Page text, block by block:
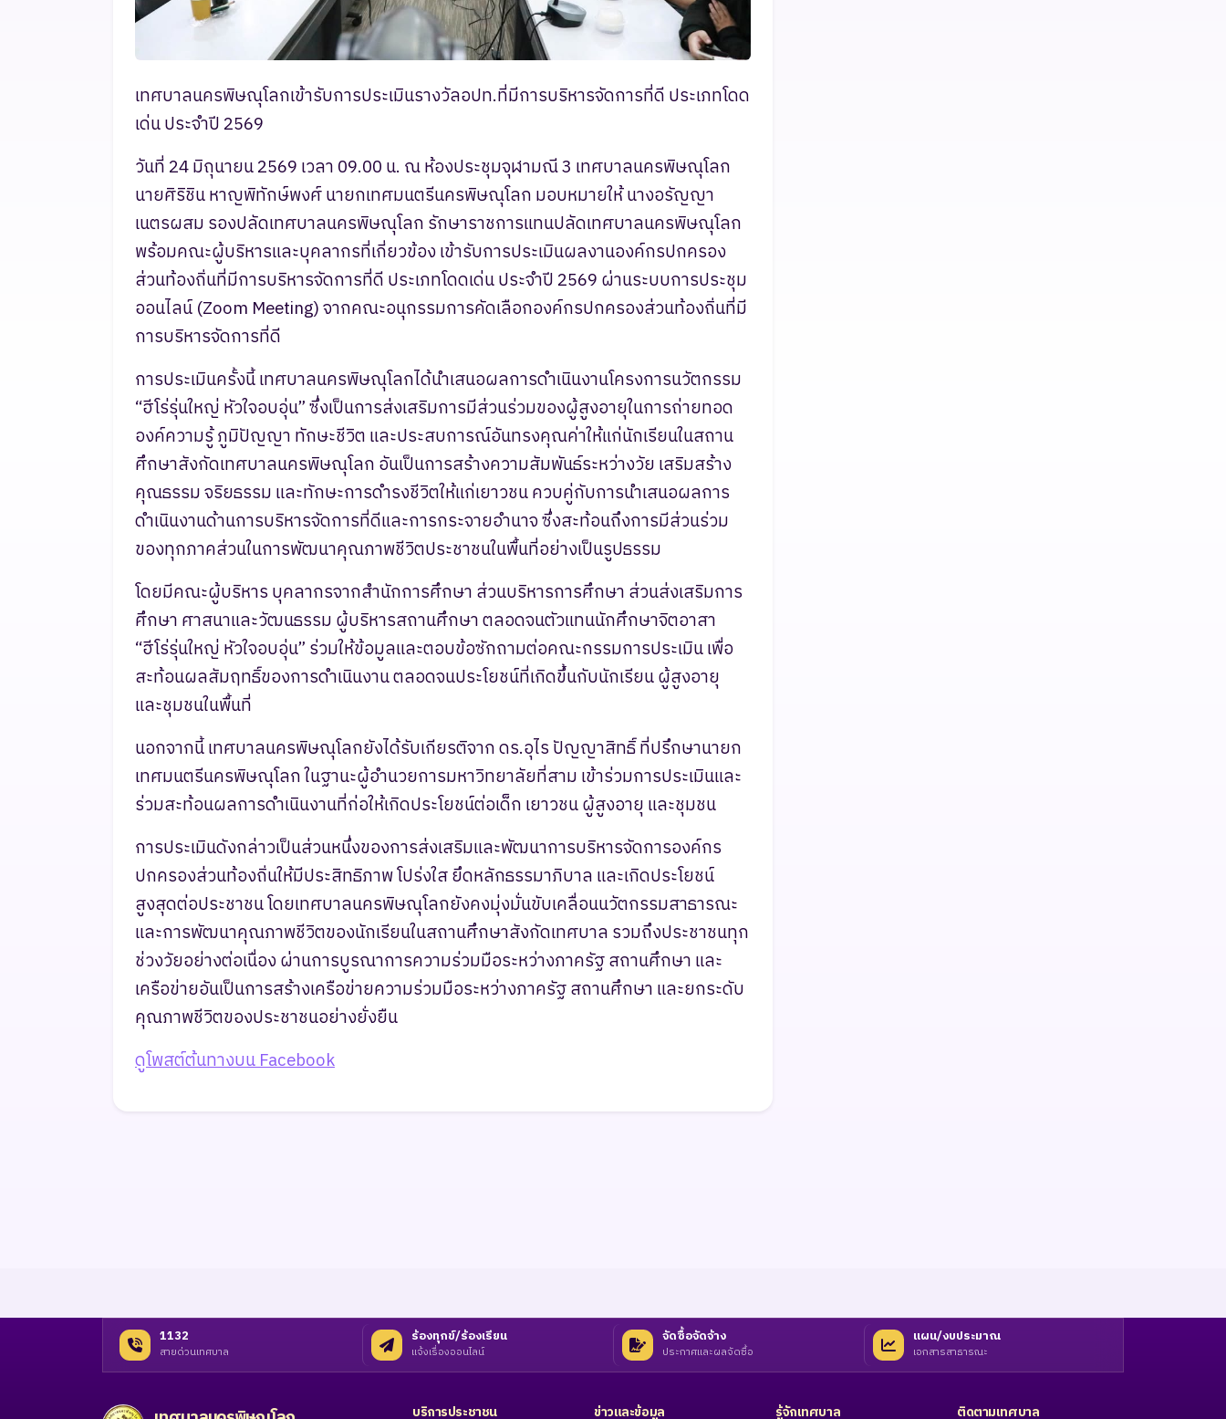
เทศบาลนครพิษณุโลกเข้ารับการประเมินรางวัลอปท.ที่มีการบริหารจัดการที่ดี ประเภทโดด
เด่น ประจำปี 2569
วันที่ 24 มิถุนายน 2569 เวลา 09.00 น. ณ ห้องประชุมจุฬามณี 3 เทศบาลนครพิษณุโลก
นายศิริชิน หาญพิทักษ์พงศ์ นายกเทศมนตรีนครพิษณุโลก มอบหมายให้ นางอรัญญา
เนตรผสม รองปลัดเทศบาลนครพิษณุโลก รักษาราชการแทนปลัดเทศบาลนครพิษณุโลก
พร้อมคณะผู้บริหารและบุคลากรที่เกี่ยวข้อง เข้ารับการประเมินผลงานองค์กรปกครอง
ส่วนท้องถิ่นที่มีการบริหารจัดการที่ดี ประเภทโดดเด่น ประจำปี 2569 ผ่านระบบการประชุม
ออนไลน์ (Zoom Meeting) จากคณะอนุกรรมการคัดเลือกองค์กรปกครองส่วนท้องถิ่นที่มี
การบริหารจัดการที่ดี
การประเมินครั้งนี้ เทศบาลนครพิษณุโลกได้นำเสนอผลการดำเนินงานโครงการนวัตกรรม
“ฮีโร่รุ่นใหญ่ หัวใจอบอุ่น” ซึ่งเป็นการส่งเสริมการมีส่วนร่วมของผู้สูงอายุในการถ่ายทอด
องค์ความรู้ ภูมิปัญญา ทักษะชีวิต และประสบการณ์อันทรงคุณค่าให้แก่นักเรียนในสถาน
ศึกษาสังกัดเทศบาลนครพิษณุโลก อันเป็นการสร้างความสัมพันธ์ระหว่างวัย เสริมสร้าง
คุณธรรม จริยธรรม และทักษะการดำรงชีวิตให้แก่เยาวชน ควบคู่กับการนำเสนอผลการ
ดำเนินงานด้านการบริหารจัดการที่ดีและการกระจายอำนาจ ซึ่งสะท้อนถึงการมีส่วนร่วม
ของทุกภาคส่วนในการพัฒนาคุณภาพชีวิตประชาชนในพื้นที่อย่างเป็นรูปธรรม
โดยมีคณะผู้บริหาร บุคลากรจากสำนักการศึกษา ส่วนบริหารการศึกษา ส่วนส่งเสริมการ
ศึกษา ศาสนาและวัฒนธรรม ผู้บริหารสถานศึกษา ตลอดจนตัวแทนนักศึกษาจิตอาสา
“ฮีโร่รุ่นใหญ่ หัวใจอบอุ่น” ร่วมให้ข้อมูลและตอบข้อซักถามต่อคณะกรรมการประเมิน เพื่อ
สะท้อนผลสัมฤทธิ์ของการดำเนินงาน ตลอดจนประโยชน์ที่เกิดขึ้นกับนักเรียน ผู้สูงอายุ
และชุมชนในพื้นที่
นอกจากนี้ เทศบาลนครพิษณุโลกยังได้รับเกียรติจาก ดร.อุไร ปัญญาสิทธิ์ ที่ปรึกษานายก
เทศมนตรีนครพิษณุโลก ในฐานะผู้อำนวยการมหาวิทยาลัยที่สาม เข้าร่วมการประเมินและ
ร่วมสะท้อนผลการดำเนินงานที่ก่อให้เกิดประโยชน์ต่อเด็ก เยาวชน ผู้สูงอายุ และชุมชน
การประเมินดังกล่าวเป็นส่วนหนึ่งของการส่งเสริมและพัฒนาการบริหารจัดการองค์กร
ปกครองส่วนท้องถิ่นให้มีประสิทธิภาพ โปร่งใส ยึดหลักธรรมาภิบาล และเกิดประโยชน์
สูงสุดต่อประชาชน โดยเทศบาลนครพิษณุโลกยังคงมุ่งมั่นขับเคลื่อนนวัตกรรมสาธารณะ
และการพัฒนาคุณภาพชีวิตของนักเรียนในสถานศึกษาสังกัดเทศบาล รวมถึงประชาชนทุก
ช่วงวัยอย่างต่อเนื่อง ผ่านการบูรณาการความร่วมมือระหว่างภาครัฐ สถานศึกษา และ
เครือข่ายอันเป็นการสร้างเครือข่ายความร่วมมือระหว่างภาครัฐ สถานศึกษา และยกระดับ
คุณภาพชีวิตของประชาชนอย่างยั่งยืน
ดูโพสต์ต้นทางบน Facebook
1132
สายด่วนเทศบาล
ร้องทุกข์/ร้องเรียน
แจ้งเรื่องออนไลน์
จัดซื้อจัดจ้าง
ประกาศและผลจัดซื้อ
แผน/งบประมาณ
เอกสารสาธารณะ
บริการประชาชน ข่าวและข้อมูล รู้จักเทศบาล ติดตามเทศบาล